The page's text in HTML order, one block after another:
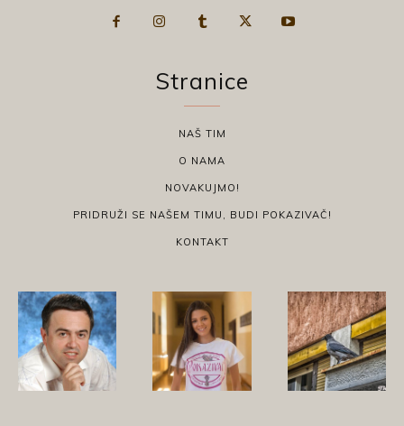
Stranice
NAŠ TIM
O NAMA
NOVAKUJMO!
PRIDRUŽI SE NAŠEM TIMU, BUDI POKAZIVAČ!
KONTAKT